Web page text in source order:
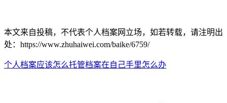
本文来自投稿，不代表个人档案网立场，如若转载，请注明出
处：https://www.zhuhaiwei.com/baike/6759/
个人档案应该怎么托管档案在自己手里怎么办